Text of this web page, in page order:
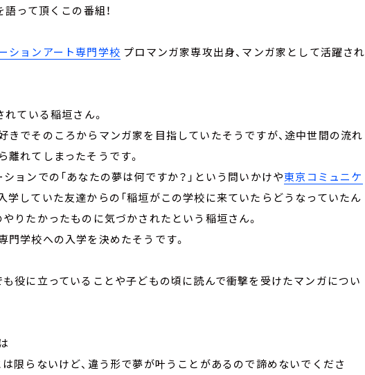
語って頂くこの番組！
ションアート専門学校 プロマンガ家専攻出身、マンガ家として活躍され
ている稲垣さん。
きでそのころからマンガ家を目指していたそうですが、途中世間の流れ
れてしまったそうです。
ョンでの「あなたの夢は何ですか？」という問いかけや東京コミュニケ
学していた友達からの「稲垣がこの学校に来ていたらどうなっていたん
りたかったものに気づかされたという稲垣さん。
学校への入学を決めたそうです。
も役に立っていることや子どもの頃に読んで衝撃を受けたマンガについ
限らないけど、違う形で夢が叶うことがあるので諦めないでくださ